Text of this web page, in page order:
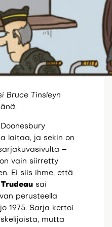
Bruce Tinsleyn
laitaa, ja sekin on
–
vain siirretty
Ei siis ihme, että
sai
perusteella
1975. Sarja kertoi
mutta